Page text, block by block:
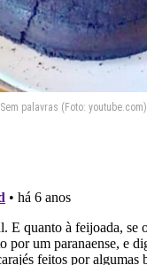
Sem palavras (Foto: youtube.com)